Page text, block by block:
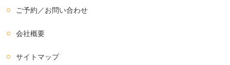
ご予約／お問い合わせ
会社概要
サイトマップ